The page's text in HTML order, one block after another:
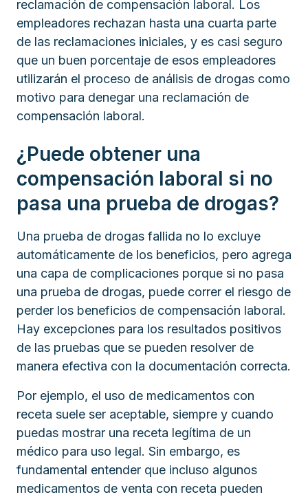
reclamación de compensación laboral. Los
empleadores rechazan hasta una cuarta parte
de las reclamaciones iniciales, y es casi seguro
que un buen porcentaje de esos empleadores
utilizarán el proceso de análisis de drogas como
motivo para denegar una reclamación de
compensación laboral.
¿Puede obtener una
compensación laboral si no
pasa una prueba de drogas?
Una prueba de drogas fallida no lo excluye
automáticamente de los beneficios, pero agrega
una capa de complicaciones porque si no pasa
una prueba de drogas, puede correr el riesgo de
perder los beneficios de compensación laboral.
Hay excepciones para los resultados positivos
de las pruebas que se pueden resolver de
manera efectiva con la documentación correcta.
Por ejemplo, el uso de medicamentos con
receta suele ser aceptable, siempre y cuando
puedas mostrar una receta legítima de un
médico para uso legal. Sin embargo, es
fundamental entender que incluso algunos
medicamentos de venta con receta pueden